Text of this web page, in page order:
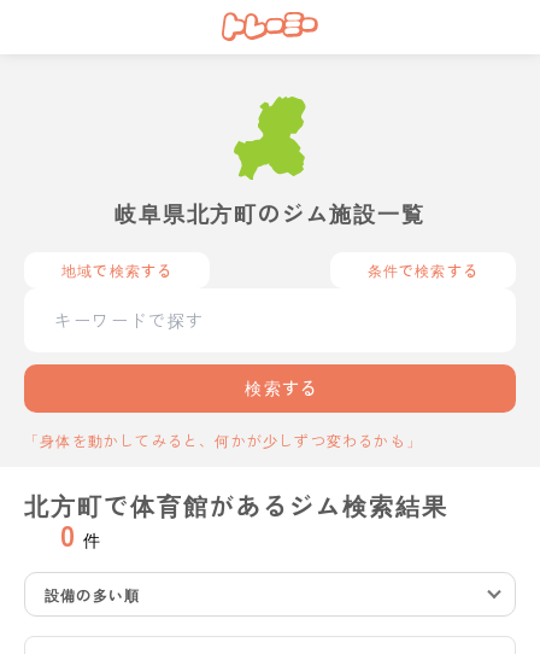
岐阜県北方町のジム施設一覧
地域で検索する 条件で検索する
検索する
「身体を動かしてみると、何かが少しずつ変わるかも」
北方町で体育館があるジム検索結果
0 件
設備の多い順